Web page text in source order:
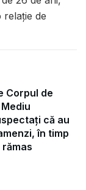
relație de
Corpul de
că au
în timp